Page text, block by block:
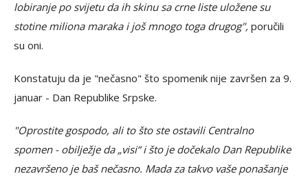
lobiranje po svijetu da ih skinu sa crne liste uložene su
stotine miliona maraka i još mnogo toga drugog", poručili
su oni.
Konstatuju da je "nečasno" što spomenik nije završen za 9.
januar - Dan Republike Srpske.
"Oprostite gospodo, ali to što ste ostavili Centralno
spomen - obilježje da „visi“ i što je dočekalo Dan Republike
nezavršeno je baš nečasno. Mada za takvo vaše ponašanje